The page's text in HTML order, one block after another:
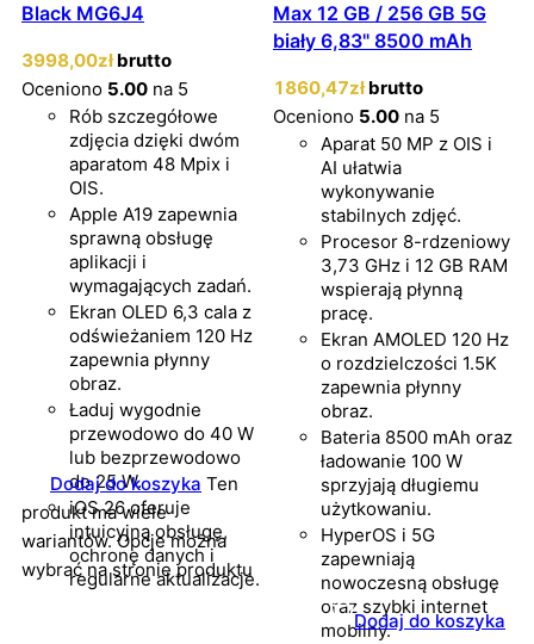
Black MG6J4
3998,00zł brutto
Oceniono 5.00 na 5
Rób szczegółowe
zdjęcia dzięki dwóm
aparatom 48 Mpix i
OIS.
Apple A19 zapewnia
sprawną obsługę
aplikacji i
wymagających zadań.
Ekran OLED 6,3 cala z
odświeżaniem 120 Hz
zapewnia płynny
obraz.
Ładuj wygodnie
przewodowo do 40 W
lub bezprzewodowo
do 25 W.
iOS 26 oferuje
intuicyjną obsługę,
ochronę danych i
regularne aktualizacje.
Dodaj do koszyka Ten
produkt ma wiele
wariantów. Opcje można
wybrać na stronie produktu
Max 12 GB / 256 GB 5G
biały 6,83" 8500 mAh
1860,47zł brutto
Oceniono 5.00 na 5
Aparat 50 MP z OIS i
AI ułatwia
wykonywanie
stabilnych zdjęć.
Procesor 8-rdzeniowy
3,73 GHz i 12 GB RAM
wspierają płynną
pracę.
Ekran AMOLED 120 Hz
o rozdzielczości 1.5K
zapewnia płynny
obraz.
Bateria 8500 mAh oraz
ładowanie 100 W
sprzyjają długiemu
użytkowaniu.
HyperOS i 5G
zapewniają
nowoczesną obsługę
oraz szybki internet
mobilny.Dodaj do koszyka